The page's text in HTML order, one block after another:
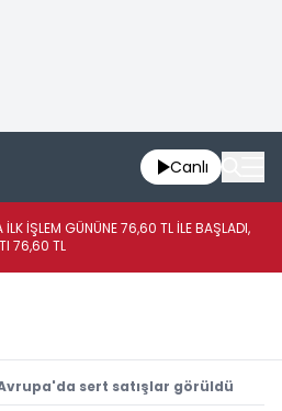
Canlı
İŞLEM GÜNÜNE 76,60 TL İLE BAŞLADI,
76,60 TL
sert satışlar görüldü